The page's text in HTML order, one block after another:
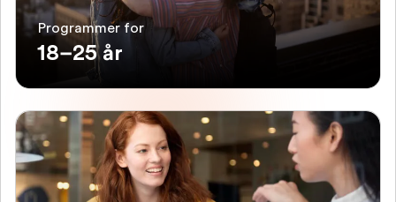
Programmer for
18–25 år